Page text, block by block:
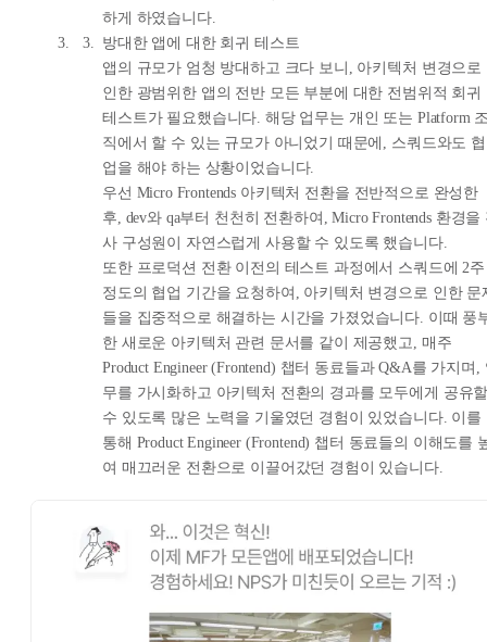
하게 하였습니다.
방대한 앱에 대한 회귀 테스트
앱의 규모가 엄청 방대하고 크다 보니, 아키텍처 변경으로
인한 광범위한 앱의 전반 모든 부분에 대한 전범위적 회귀
테스트가 필요했습니다. 해당 업무는 개인 또는 Platform
직에서 할 수 있는 규모가 아니었기 때문에, 스쿼드와도 협
업을 해야 하는 상황이었습니다.
우선 Micro Frontends 아키텍처 전환을 전반적으로 완성한
후, dev와 qa부터 천천히 전환하여, Micro Frontends 환경을
사 구성원이 자연스럽게 사용할 수 있도록 했습니다.
또한 프로덕션 전환 이전의 테스트 과정에서 스쿼드에 2주
정도의 협업 기간을 요청하여, 아키텍처 변경으로 인한 문
들을 집중적으로 해결하는 시간을 가졌었습니다. 이때 풍
한 새로운 아키텍처 관련 문서를 같이 제공했고, 매주
Product Engineer (Frontend) 챕터 동료들과 Q&A를 가지며,
무를 가시화하고 아키텍처 전환의 경과를 모두에게 공유
수 있도록 많은 노력을 기울였던 경험이 있었습니다. 이를
통해 Product Engineer (Frontend) 챕터 동료들의 이해도를
여 매끄러운 전환으로 이끌어갔던 경험이 있습니다.